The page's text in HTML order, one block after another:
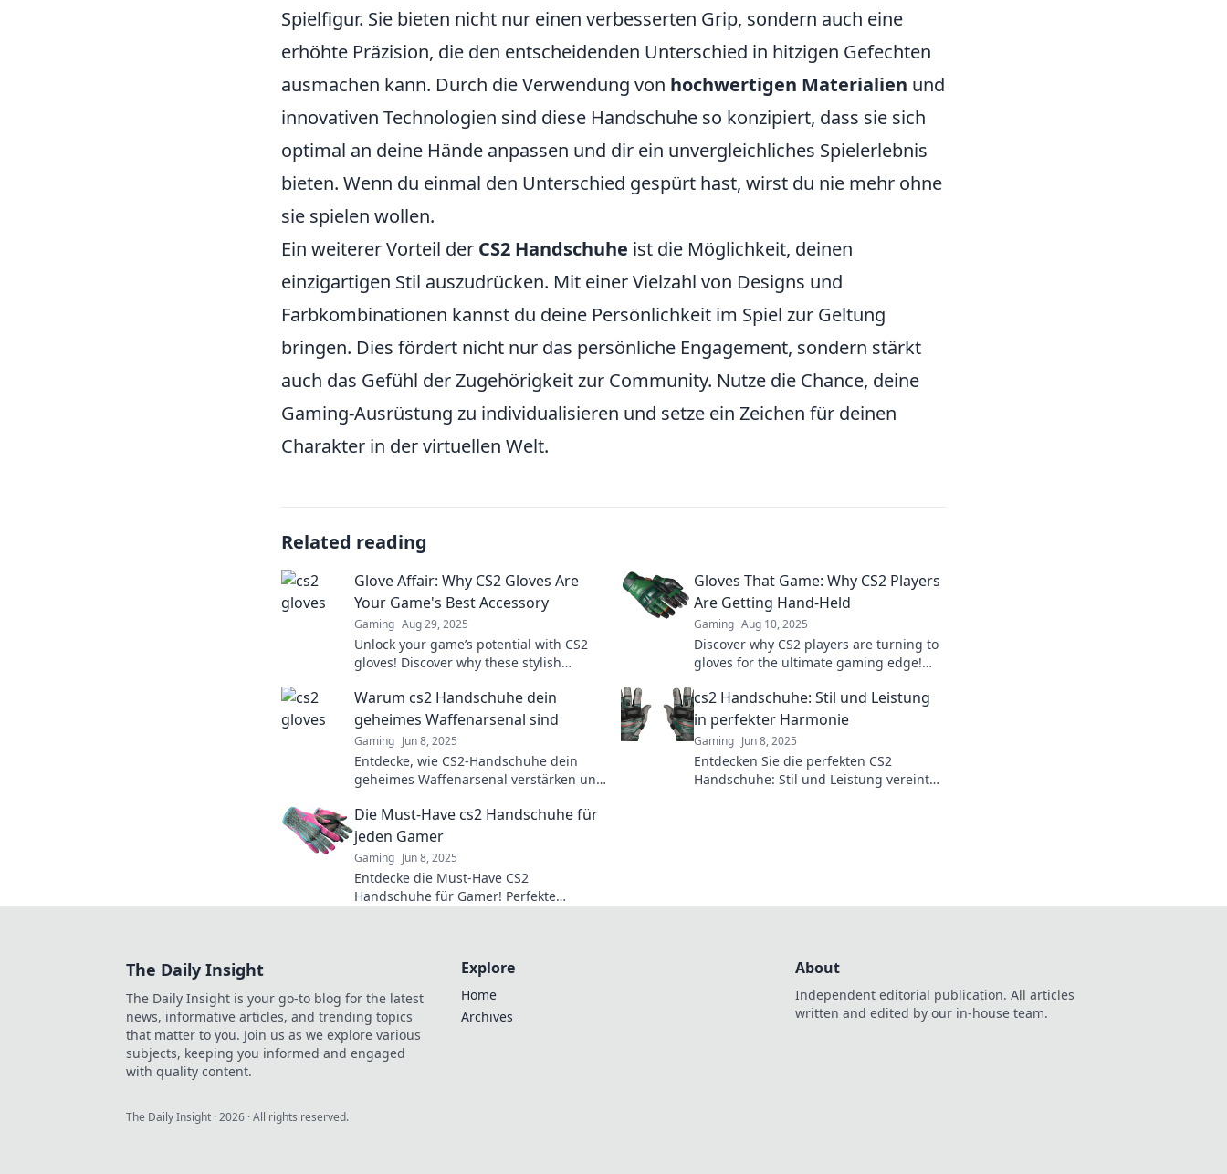
Spielfigur. Sie bieten nicht nur einen verbesserten Grip, sondern auch eine
erhöhte Präzision, die den entscheidenden Unterschied in hitzigen Gefechten
ausmachen kann. Durch die Verwendung von hochwertigen Materialien und
innovativen Technologien sind diese Handschuhe so konzipiert, dass sie sich
optimal an deine Hände anpassen und dir ein unvergleichliches Spielerlebnis
bieten. Wenn du einmal den Unterschied gespürt hast, wirst du nie mehr ohne
sie spielen wollen.
Ein weiterer Vorteil der CS2 Handschuhe ist die Möglichkeit, deinen
einzigartigen Stil auszudrücken. Mit einer Vielzahl von Designs und
Farbkombinationen kannst du deine Persönlichkeit im Spiel zur Geltung
bringen. Dies fördert nicht nur das persönliche Engagement, sondern stärkt
auch das Gefühl der Zugehörigkeit zur Community. Nutze die Chance, deine
Gaming-Ausrüstung zu individualisieren und setze ein Zeichen für deinen
Charakter in der virtuellen Welt.
Related reading
Glove Affair: Why CS2 Gloves Are
Your Game's Best Accessory
Gaming Aug 29, 2025
Unlock your game’s potential with CS2
gloves! Discover why these stylish
gamer.
Gloves That Game: Why CS2 Players
Are Getting Hand-Held
Gaming Aug 10, 2025
Discover why CS2 players are turning to
gloves for the ultimate gaming edge!
game now!
Warum cs2 Handschuhe dein
geheimes Waffenarsenal sind
Gaming Jun 8, 2025
Entdecke, wie CS2-Handschuhe dein
geheimes Waffenarsenal verstärken und
Spiel verschaffen!
cs2 Handschuhe: Stil und Leistung
in perfekter Harmonie
Gaming Jun 8, 2025
Entdecken Sie die perfekten CS2
Handschuhe: Stil und Leistung vereint
Die Must-Have cs2 Handschuhe für
jeden Gamer
Gaming Jun 8, 2025
Entdecke die Must-Have CS2
Handschuhe für Gamer! Perfekte
The Daily Insight
The Daily Insight is your go-to blog for the latest
news, informative articles, and trending topics
that matter to you. Join us as we explore various
subjects, keeping you informed and engaged
with quality content.
Explore
Home
Archives
About
Independent editorial publication. All articles
written and edited by our in-house team.
The Daily Insight ·2026 · All rights reserved.